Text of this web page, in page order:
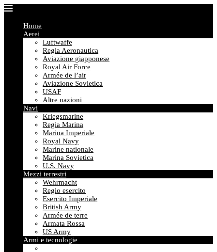
Home
Aerei
Luftwaffe
Regia Aeronautica
Aviazione giapponese
Royal Air Force
Armée de l’air
Aviazione Sovietica
USAF
Altre nazioni
Navi
Kriegsmarine
Regia Marina
Marina Imperiale
Royal Navy
Marine nationale
Marina Sovietica
U.S. Navy
Mezzi terrestri
Wehrmacht
Regio esercito
Esercito Imperiale
British Army
Armée de terre
Armata Rossa
US Army
Armi e tecnologie